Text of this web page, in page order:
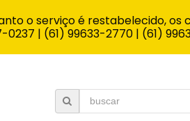
o serviço é restabelecido, os
0237 | (61) 99633-2770 | (61)